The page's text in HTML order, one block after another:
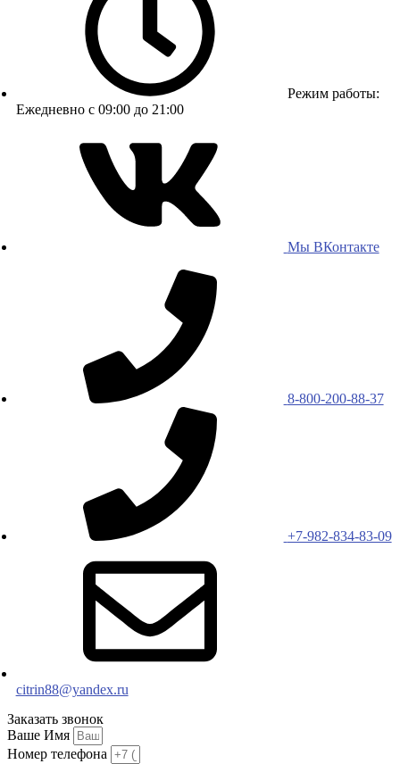
Режим работы:
Ежедневно с 09:00 до 21:00
Мы ВКонтакте
8-800-200-88-37
+7-982-834-83-09
citrin88@yandex.ru
Заказать звонок
Ваше Имя
Номер телефона